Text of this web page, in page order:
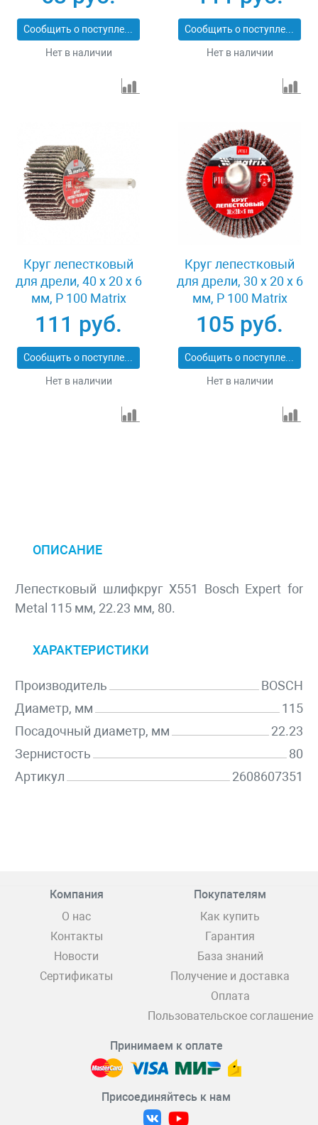
74083
Сообщить о поступлении
Нет в наличии
Сообщить о поступлении
Нет в наличии
Круг лепестковый
для дрели, 40 х 20 х 6
мм, P 100 Matrix
74168
111 руб.
Сообщить о поступлении
Нет в наличии
Круг лепестковый
для дрели, 30 х 20 х 6
мм, P 100 Matrix
74161
105 руб.
Сообщить о поступлении
Нет в наличии
ОПИСАНИЕ
Лепестковый шлифкруг X551 Bosch Expert for
Metal 115 мм, 22.23 мм, 80.
ХАРАКТЕРИСТИКИ
Производитель
BOSCH
Диаметр, мм
115
Посадочный диаметр, мм
22.23
Зернистость
80
Артикул
2608607351
Компания
О нас
Контакты
Новости
Сертификаты
Покупателям
Как купить
Гарантия
База знаний
Получение и доставка
Оплата
Пользовательское соглашение
Принимаем к оплате
Присоединяйтесь к нам